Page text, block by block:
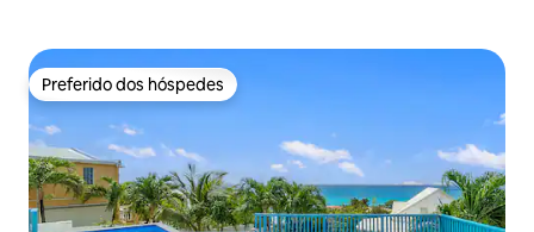
Preferido dos hóspedes
Preferido dos hóspedes